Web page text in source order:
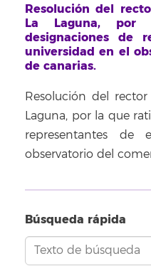
Resolución del
La Laguna,
designaciones de
universidad en el
de canarias.
Resolución del
Laguna, por la que
representantes de
observatorio del
Búsqueda rápida